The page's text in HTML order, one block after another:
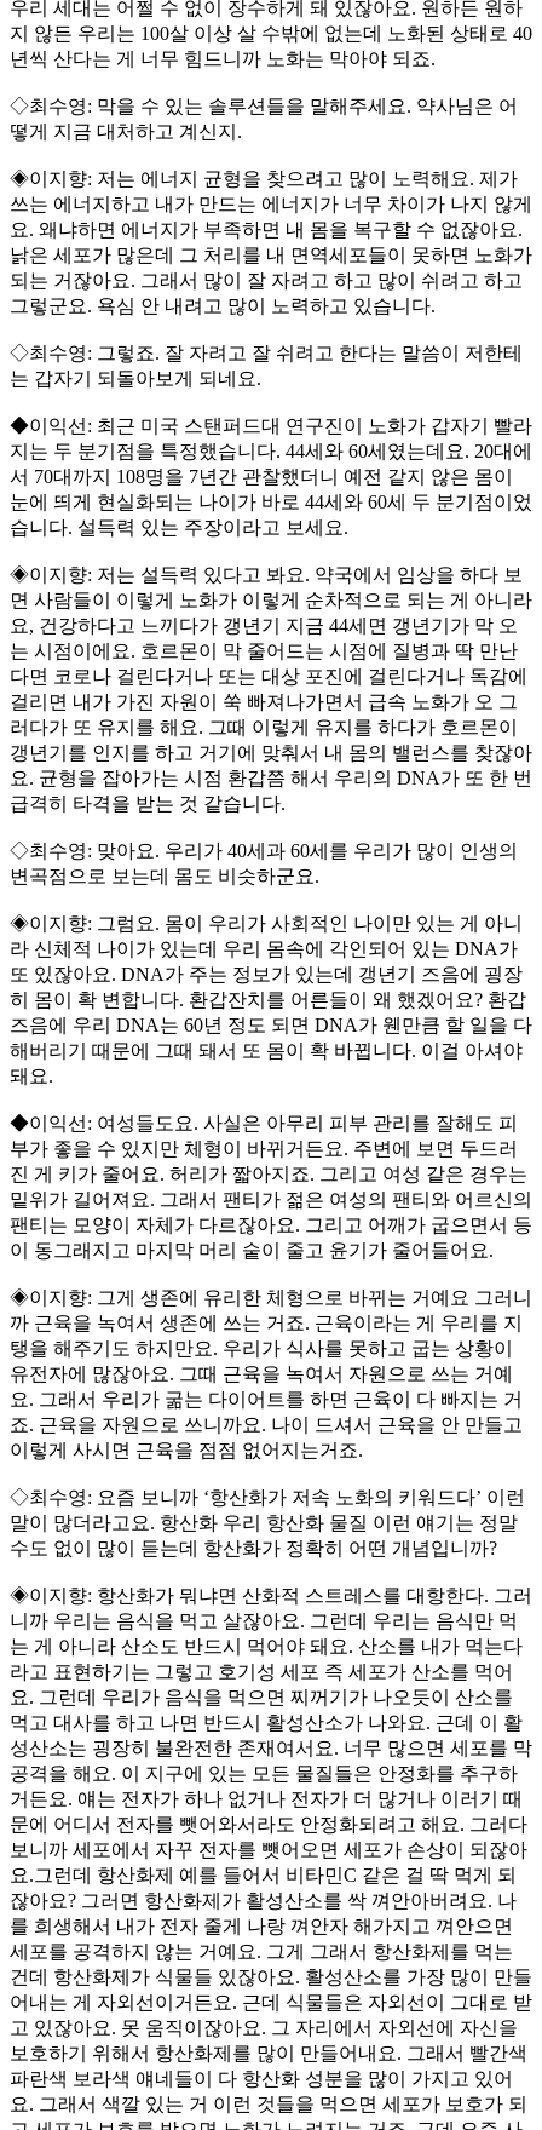
우리 세대는 어쩔 수 없이 장수하게 돼 있잖아요. 원하든 원하
지 않든 우리는 100살 이상 살 수밖에 없는데 노화된 상태로 40
년씩 산다는 게 너무 힘드니까 노화는 막아야 되죠.
◇최수영: 막을 수 있는 솔루션들을 말해주세요. 약사님은 어
떻게 지금 대처하고 계신지.
◈이지향: 저는 에너지 균형을 찾으려고 많이 노력해요. 제가
쓰는 에너지하고 내가 만드는 에너지가 너무 차이가 나지 않게
요. 왜냐하면 에너지가 부족하면 내 몸을 복구할 수 없잖아요.
낡은 세포가 많은데 그 처리를 내 면역세포들이 못하면 노화가
되는 거잖아요. 그래서 많이 잘 자려고 하고 많이 쉬려고 하고
그렇군요. 욕심 안 내려고 많이 노력하고 있습니다.
◇최수영: 그렇죠. 잘 자려고 잘 쉬려고 한다는 말씀이 저한테
는 갑자기 되돌아보게 되네요.
◆이익선: 최근 미국 스탠퍼드대 연구진이 노화가 갑자기 빨라
지는 두 분기점을 특정했습니다. 44세와 60세였는데요. 20대에
서 70대까지 108명을 7년간 관찰했더니 예전 같지 않은 몸이
눈에 띄게 현실화되는 나이가 바로 44세와 60세 두 분기점이었
습니다. 설득력 있는 주장이라고 보세요.
◈이지향: 저는 설득력 있다고 봐요. 약국에서 임상을 하다 보
면 사람들이 이렇게 노화가 이렇게 순차적으로 되는 게 아니라
요, 건강하다고 느끼다가 갱년기 지금 44세면 갱년기가 막 오
는 시점이에요. 호르몬이 막 줄어드는 시점에 질병과 딱 만난
다면 코로나 걸린다거나 또는 대상 포진에 걸린다거나 독감에
걸리면 내가 가진 자원이 쑥 빠져나가면서 급속 노화가 오 그
러다가 또 유지를 해요. 그때 이렇게 유지를 하다가 호르몬이
갱년기를 인지를 하고 거기에 맞춰서 내 몸의 밸런스를 찾잖아
요. 균형을 잡아가는 시점 환갑쯤 해서 우리의 DNA가 또 한 번
급격히 타격을 받는 것 같습니다.
◇최수영: 맞아요. 우리가 40세과 60세를 우리가 많이 인생의
변곡점으로 보는데 몸도 비슷하군요.
◈이지향: 그럼요. 몸이 우리가 사회적인 나이만 있는 게 아니
라 신체적 나이가 있는데 우리 몸속에 각인되어 있는 DNA가
또 있잖아요. DNA가 주는 정보가 있는데 갱년기 즈음에 굉장
히 몸이 확 변합니다. 환갑잔치를 어른들이 왜 했겠어요? 환갑
즈음에 우리 DNA는 60년 정도 되면 DNA가 웬만큼 할 일을 다
해버리기 때문에 그때 돼서 또 몸이 확 바뀝니다. 이걸 아셔야
돼요.
◆이익선: 여성들도요. 사실은 아무리 피부 관리를 잘해도 피
부가 좋을 수 있지만 체형이 바뀌거든요. 주변에 보면 두드러
진 게 키가 줄어요. 허리가 짧아지죠. 그리고 여성 같은 경우는
밑위가 길어져요. 그래서 팬티가 젊은 여성의 팬티와 어르신의
팬티는 모양이 자체가 다르잖아요. 그리고 어깨가 굽으면서 등
이 동그래지고 마지막 머리 숱이 줄고 윤기가 줄어들어요.
◈이지향: 그게 생존에 유리한 체형으로 바뀌는 거예요 그러니
까 근육을 녹여서 생존에 쓰는 거죠. 근육이라는 게 우리를 지
탱을 해주기도 하지만요. 우리가 식사를 못하고 굽는 상황이
유전자에 많잖아요. 그때 근육을 녹여서 자원으로 쓰는 거예
요. 그래서 우리가 굶는 다이어트를 하면 근육이 다 빠지는 거
죠. 근육을 자원으로 쓰니까요. 나이 드셔서 근육을 안 만들고
이렇게 사시면 근육을 점점 없어지는거죠.
◇최수영: 요즘 보니까 ‘항산화가 저속 노화의 키워드다’ 이런
말이 많더라고요. 항산화 우리 항산화 물질 이런 얘기는 정말
수도 없이 많이 듣는데 항산화가 정확히 어떤 개념입니까?
◈이지향: 항산화가 뭐냐면 산화적 스트레스를 대항한다. 그러
니까 우리는 음식을 먹고 살잖아요. 그런데 우리는 음식만 먹
는 게 아니라 산소도 반드시 먹어야 돼요. 산소를 내가 먹는다
라고 표현하기는 그렇고 호기성 세포 즉 세포가 산소를 먹어
요. 그런데 우리가 음식을 먹으면 찌꺼기가 나오듯이 산소를
먹고 대사를 하고 나면 반드시 활성산소가 나와요. 근데 이 활
성산소는 굉장히 불완전한 존재여서요. 너무 많으면 세포를 막
공격을 해요. 이 지구에 있는 모든 물질들은 안정화를 추구하
거든요. 얘는 전자가 하나 없거나 전자가 더 많거나 이러기 때
문에 어디서 전자를 뺏어와서라도 안정화되려고 해요. 그러다
보니까 세포에서 자꾸 전자를 뺏어오면 세포가 손상이 되잖아
요.그런데 항산화제 예를 들어서 비타민C 같은 걸 딱 먹게 되
잖아요? 그러면 항산화제가 활성산소를 싹 껴안아버려요. 나
를 희생해서 내가 전자 줄게 나랑 껴안자 해가지고 껴안으면
세포를 공격하지 않는 거예요. 그게 그래서 항산화제를 먹는
건데 항산화제가 식물들 있잖아요. 활성산소를 가장 많이 만들
어내는 게 자외선이거든요. 근데 식물들은 자외선이 그대로 받
고 있잖아요. 못 움직이잖아요. 그 자리에서 자외선에 자신을
보호하기 위해서 항산화제를 많이 만들어내요. 그래서 빨간색
파란색 보라색 얘네들이 다 항산화 성분을 많이 가지고 있어
요. 그래서 색깔 있는 거 이런 것들을 먹으면 세포가 보호가 되